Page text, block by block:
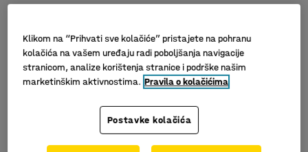
Filtri Sortiraj
Klikom na “Prihvati sve kolačiće” pristajete na pohranu
kolačića na vašem uređaju radi poboljšanja navigacije
stranicom, analize korištenja stranice i podrške našim
marketinškim aktivnostima. Pravila o kolačićima
Postavke kolačića